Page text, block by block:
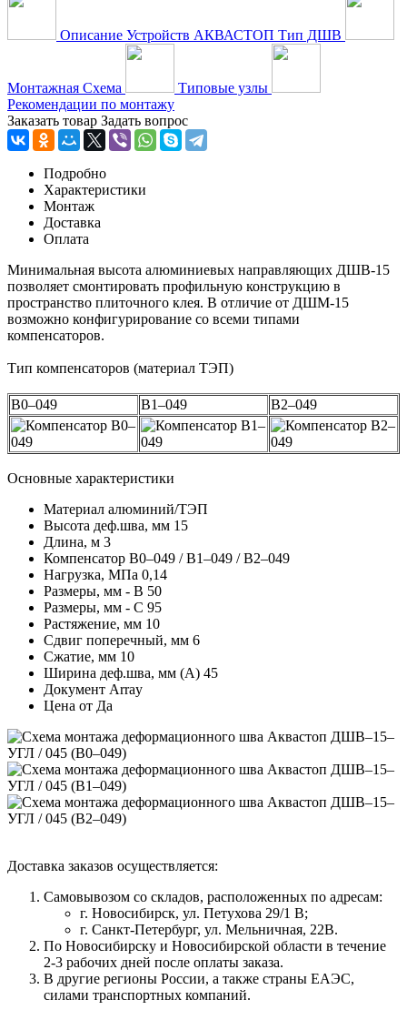
Описание Устройств АКВАСТОП Тип ДШВ
Монтажная Схема
Типовые узлы
Рекомендации по монтажу
Заказать товар Задать вопрос
Подробно
Характеристики
Монтаж
Доставка
Оплата
Минимальная высота алюминиевых направляющих ДШВ-15
позволяет смонтировать профильную конструкцию в
пространство плиточного клея. В отличие от ДШМ-15
возможно конфигурирование со всеми типами
компенсаторов.
Тип компенсаторов (материал ТЭП)
В0–049 В1–049 В2–049
Основные характеристики
Материал алюминий/ТЭП
Высота деф.шва, мм 15
Длина, м 3
Компенсатор В0–049 / В1–049 / В2–049
Нагрузка, МПа 0,14
Размеры, мм - В 50
Размеры, мм - С 95
Растяжение, мм 10
Сдвиг поперечный, мм 6
Сжатие, мм 10
Ширина деф.шва, мм (А) 45
Документ Array
Цена от Да
Доставка заказов осуществляется:
Самовывозом со складов, расположенных по адресам:
г. Новосибирск, ул. Петухова 29/1 В;
г. Санкт-Петербург, ул. Мельничная, 22В.
По Новосибирску и Новосибирской области в течение
2-3 рабочих дней после оплаты заказа.
В другие регионы России, а также страны ЕАЭС,
силами транспортных компаний.